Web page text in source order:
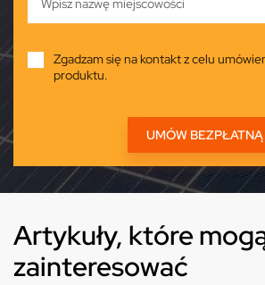
Zgadzam się na kontakt z celu
produktu.
Artykuły, które
zainteresować